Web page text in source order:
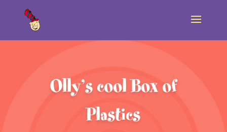
Olly’s cool Box of
Plastics